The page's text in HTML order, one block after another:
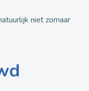
niet zomaar